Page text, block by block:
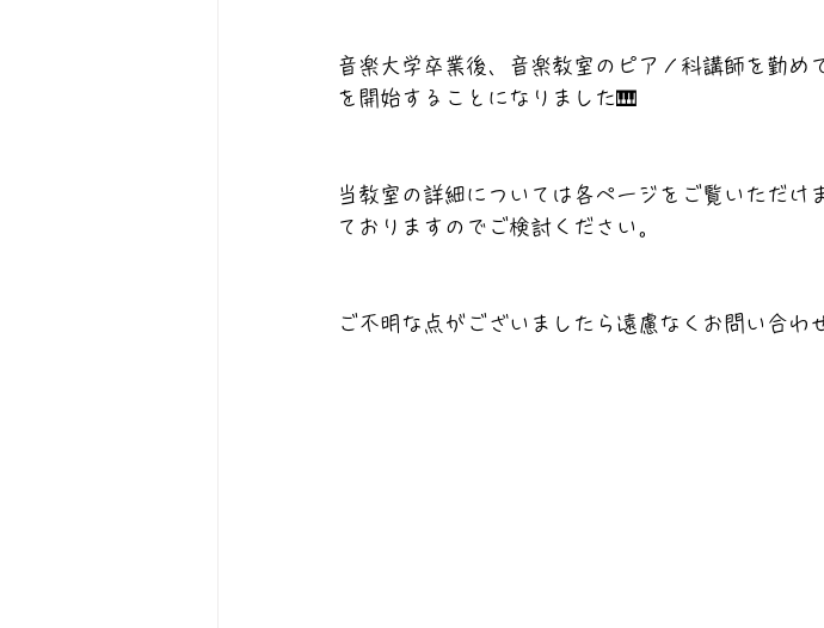
音楽大学卒業後、音楽教室のピアノ科講師を勤め
を開始することになりました🎹
当教室の詳細については各ページをご覧いただけ
ておりますのでご検討ください。
ご不明な点がございましたら遠慮なくお問い合わ